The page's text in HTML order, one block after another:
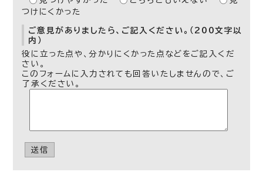
つけにくかった
ご意見がありましたら、ご記入ください。（200文字以
内）
役に立った点や、分かりにくかった点などをご記入くだ
さい。
このフォームに入力されても回答いたしませんので、ご
了承ください。
送信